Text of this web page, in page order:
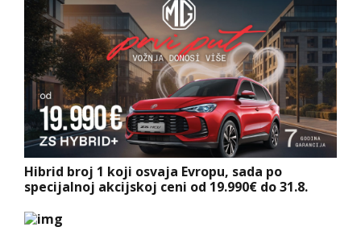
Hibrid broj 1 koji osvaja Evropu, sada po
specijalnoj akcijskoj ceni od 19.990€ do 31.8.